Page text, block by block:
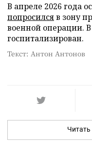
В апреле 2026 года
попросилсяв зону
военной операции.
госпитализирован.
Текст: Антон Антонов